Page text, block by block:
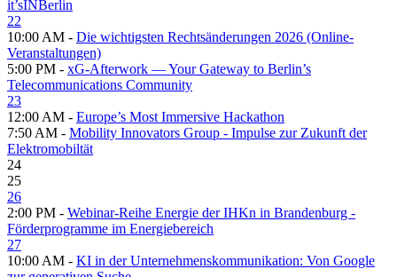
it’sINBerlin
22
10:00 AM - Die wichtigsten Rechtsänderungen 2026 (Online-
Veranstaltungen)
5:00 PM - xG-Afterwork — Your Gateway to Berlin’s
Telecommunications Community
23
12:00 AM - Europe’s Most Immersive Hackathon
7:50 AM - Mobility Innovators Group - Impulse zur Zukunft der
Elektromobiltät
24
25
26
2:00 PM - Webinar-Reihe Energie der IHKn in Brandenburg -
Förderprogramme im Energiebereich
27
10:00 AM - KI in der Unternehmenskommunikation: Von Google